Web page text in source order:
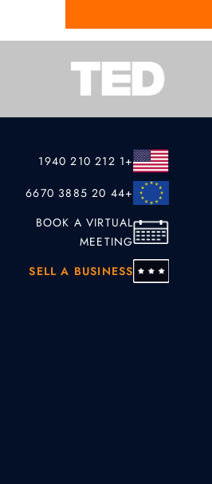
+1 212 210 1940
+44 20 3885 6670
BOOK A VIRTUAL
MEETING
SELL A BUSINESS